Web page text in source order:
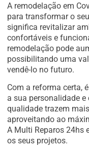
A remodelação em
para transformar o
significa revitalizar
confortáveis e
remodelação pode
possibilitando uma
vendê-lo no futuro.
Com a reforma certa,
a sua personalidade
qualidade trazem
aproveitando ao
A Multi Reparos 24hs
os seus projetos.